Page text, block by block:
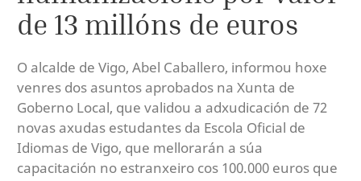
de 13 millóns de euros
O alcalde de Vigo, Abel Caballero, informou hoxe
venres dos asuntos aprobados na Xunta de
Goberno Local, que validou a adxudicación de 72
novas axudas estudantes da Escola Oficial de
Idiomas de Vigo, que mellorarán a súa
capacitación no estranxeiro cos 100.000 euros que